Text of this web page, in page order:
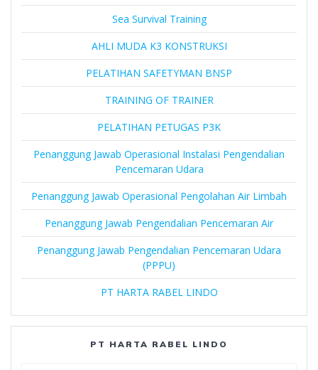
Sea Survival Training
AHLI MUDA K3 KONSTRUKSI
PELATIHAN SAFETYMAN BNSP
TRAINING OF TRAINER
PELATIHAN PETUGAS P3K
Penanggung Jawab Operasional Instalasi Pengendalian
Pencemaran Udara
Penanggung Jawab Operasional Pengolahan Air Limbah
Penanggung Jawab Pengendalian Pencemaran Air
Penanggung Jawab Pengendalian Pencemaran Udara
(PPPU)
PT HARTA RABEL LINDO
PT HARTA RABEL LINDO